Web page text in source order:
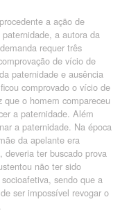
a ação de
a autora da
requer três
de vício de
paternidade e ausência
comprovado o vício de
o homem compareceu
a paternidade. Além
a paternidade. Na época
da apelante era
ter buscado prova
não ter sido
sendo que a
ser impossível revogar o